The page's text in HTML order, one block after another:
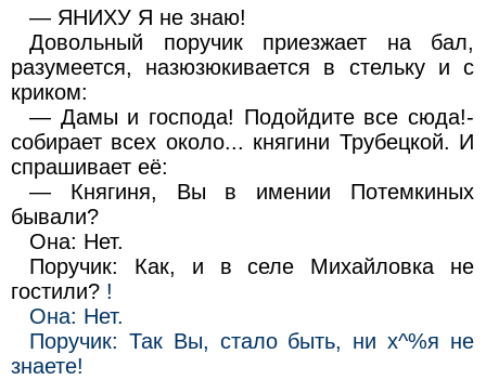
— ЯНИХУ Я не знаю!
Довольный поручик приезжает на бал,
разумеется, назюзюкивается в стельку и с
криком:
— Дамы и господа! Подойдите все сюда!-
собирает всех около... княгини Трубецкой. И
спрашивает её:
— Княгиня, Вы в имении Потемкиных
бывали?
Она: Нет.
Поручик: Как, и в селе Михайловка не
гостили? !
Она: Нет.
Поручик: Так Вы, стало быть, ни х^%я не
знаете!